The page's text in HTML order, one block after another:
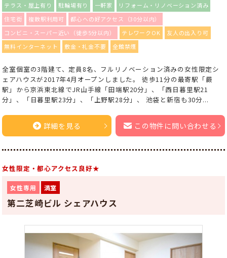
テラス・屋上有り
駐輪場有り 一軒家
リフォーム・リノベーション済み
住宅街
複数駅利用可
都心への好アクセス（30分以内）
コンビニ・スーパー近い（徒歩5分以内）
テレワークOK
友人の出入り可
無料インターネット
敷金・礼金不要 全館禁煙
全室個室の3階建て、定員8名、フルリノベーション済みの女性限定シ
ェアハウスが2017年4月オープンしました。 徒歩11分の最寄駅「蕨
駅」から京浜東北線でJR山手線「田端駅20分」、「西日暮里駅21
分」、「日暮里駅23分」、「上野駅28分」、 池袋と新宿も30分...
詳細を見る この物件に問い合わせる
女性限定・都心アクセス良好★
女性専用 満室
第二芝崎ビル シェアハウス